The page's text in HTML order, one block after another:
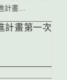
計畫第一次